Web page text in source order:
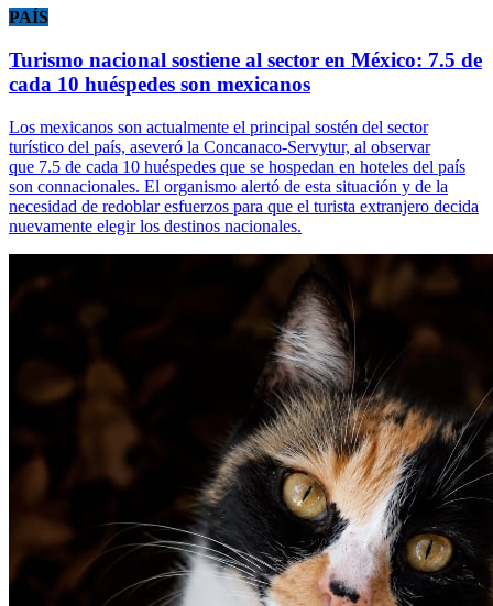
PAÍS
Turismo nacional sostiene al sector en México: 7.5 de
cada 10 huéspedes son mexicanos
Los mexicanos son actualmente el principal sostén del sector
turístico del país, aseveró la Concanaco-Servytur, al observar
que 7.5 de cada 10 huéspedes que se hospedan en hoteles del país
son connacionales. El organismo alertó de esta situación y de la
necesidad de redoblar esfuerzos para que el turista extranjero decida
nuevamente elegir los destinos nacionales.